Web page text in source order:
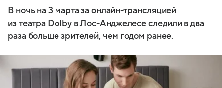
В ночь на 3 марта за онлайн-трансляцией
из театра Dolby в Лос-Анджелесе следили в два
раза больше зрителей, чем годом ранее.